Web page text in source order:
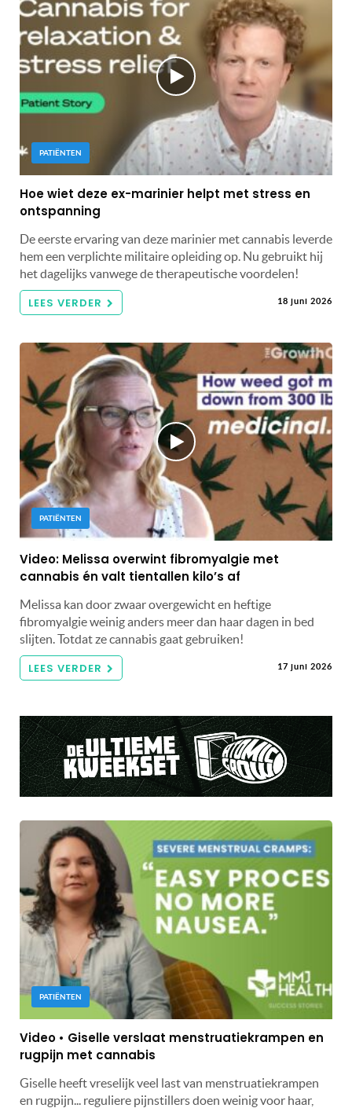
PATIËNTEN
Hoe wiet deze ex-marinier helpt met stress en
ontspanning
De eerste ervaring van deze marinier met cannabis leverde
hem een ​​verplichte militaire opleiding op. Nu gebruikt hij
het dagelijks vanwege de therapeutische voordelen!
LEES VERDER 18 juni 2026
PATIËNTEN
Video: Melissa overwint fibromyalgie met
cannabis én valt tientallen kilo’s af
Melissa kan door zwaar overgewicht en heftige
fibromyalgie weinig anders meer dan haar dagen in bed
slijten. Totdat ze cannabis gaat gebruiken!
LEES VERDER 17 juni 2026
PATIËNTEN
Video • Giselle verslaat menstruatiekrampen en
rugpijn met cannabis
Giselle heeft vreselijk veel last van menstruatiekrampen
en rugpijn... reguliere pijnstillers doen weinig voor haar,